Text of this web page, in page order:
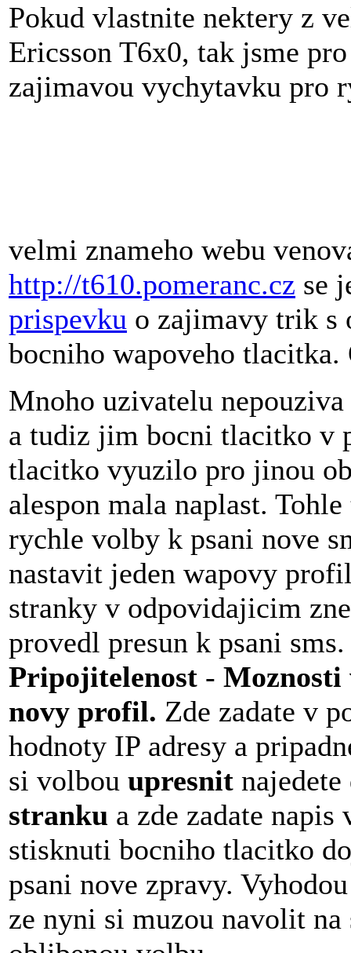
Pokud vlastnite nektery z
Ericsson T6x0, tak jsme
zajimavou vychytavku pro
velmi znameho webu
http://t610.pomeranc.cz se
prispevku o zajimavy trik s
bocniho wapoveho tlacitka.
Mnoho uzivatelu
a tudiz jim bocni tlacitko v
tlacitko vyuzilo pro jinou
alespon mala naplast.
rychle volby k psani nove
nastavit jeden wapovy
stranky v odpovidajicim
provedl presun k psani
Pripojitelenost - Moznosti
novy profil. Zde zadate v
hodnoty IP adresy a
si volbou upresnit
stranku a zde zadate
stisknuti bocniho tlacitko
psani nove zpravy.
ze nyni si muzou navolit